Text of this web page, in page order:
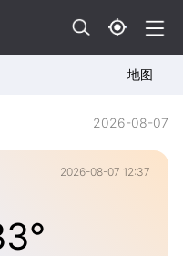
地图
2026-08-07
2026-08-07 12:37